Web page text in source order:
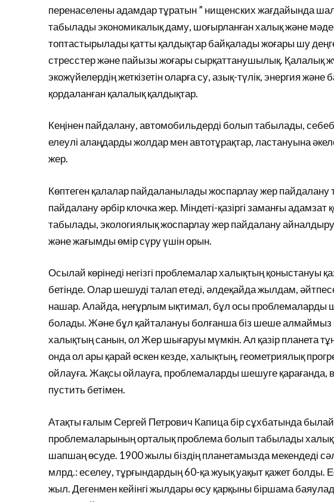
перенаселены адамдар тұратын ” нищенских жағдайында
табылады экономикалық даму, шоғырланған халық және
топтастырылады қатты қалдықтар байқалады жоғары шу
стресстер және пайызы жоғары сырқаттанушылық. Қалалық
экожүйелердің жеткізетін оларға су, азық-түлік, энергия және
қордаланған қалалық қалдықтар.
Кеңінен пайдалану, автомобильдерді болып табылады,
елеулі алаңдарды жолдар мен автотұрақтар, ластануына
жер.
Көптеген қалалар пайдаланылады жоспарлау жер
пайдалану әрбір клочка жер. Міндеті-қазіргі заманғы
табылады, экологиялық жоспарлау жер пайдалану
және жағымды өмір сүру үшін орын.
Осылай көрінеді негізгі проблемалар халықтың қоныстануы
бетінде. Олар шешуді талап етеді, әлдеқайда жылдам,
нашар. Алайда, неғұрлым ықтимал, бұл осы проблемаларды
болады. Және бұл қайталануы болғанша біз шеше алмаймыз
халықтың санын, ол Жер шығаруы мүмкін. Ал қазір планета
онда ол ары қарай өскен кезде, халықтың, геометриялық
ойлауға. Жақсы ойлауға, проблемаларды шешуге қарағанда,
пустить бетімен.
Атақты ғалым Сергей Петрович Капица бір сұхбатында
проблемаларының орталық проблема болып табылады
шапшаң өсуде. 1900 жылы біздің планетамызда мекендеді
млрд.: еселеу, тұрғындардың 60-қа жуық уақыт қажет болды.
жыл. Дегенмен кейінгі жылдары өсу қарқыны біршама